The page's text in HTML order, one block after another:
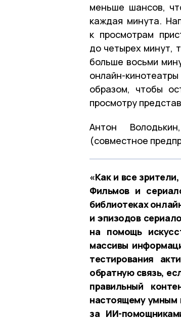
меньше шансов,
каждая минута.
к просмотрам
до четырех минут,
больше восьми
онлайн-
образом, чтобы
просмотру
Антон
(совместное
«Как и все
Фильмов и
библиотеках
и эпизодов
на помощь
массивы
тестирования
обратную связь,
правильный
настоящему умным
за ИИ-